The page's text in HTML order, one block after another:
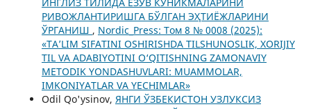
РИВОЖЛАНТИРИШГА БЎЛГАН ЭҲТИЁЖЛАРИНИ
ЎРГАНИШ , Nordic_Press: Том 8 № 0008 (2025):
«TA’LIM SIFATINI OSHIRISHDA TILSHUNOSLIK, XORIJIY
TIL VA ADABIYOTINI O‘QITISHNING ZAMONAVIY
METODIK YONDASHUVLARI: MUAMMOLAR,
IMKONIYATLAR VA YECHIMLAR»
Odil Qo'ysinov, ЯНГИ ЎЗБЕКИСТОН УЗЛУКСИЗ